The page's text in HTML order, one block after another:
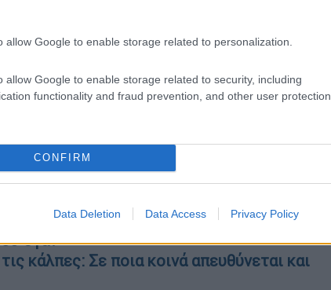
allow Google to enable storage related to personalization.
allow Google to enable storage related to security, including
functionality and fraud prevention, and other user protection.
CONFIRM
Data Deletion Data Access Privacy Policy
- Κορίνθου, στο ρεύμα εξόδου, αλλά και
ρεύμα εξόδου.
Ηρακλείου.
διεκδικεί την τρίτη του θητεία -
Ογάν
κάλπες: Σε ποια κοινά απευθύνεται και